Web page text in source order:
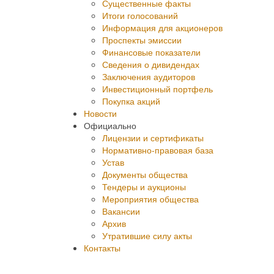
Существенные факты
Итоги голосований
Информация для акционеров
Проспекты эмиссии
Финансовые показатели
Сведения о дивидендах
Заключения аудиторов
Инвестиционный портфель
Покупка акций
Новости
Официально
Лицензии и сертификаты
Нормативно-правовая база
Устав
Документы общества
Тендеры и аукционы
Мероприятия общества
Вакансии
Архив
Утратившие силу акты
Контакты